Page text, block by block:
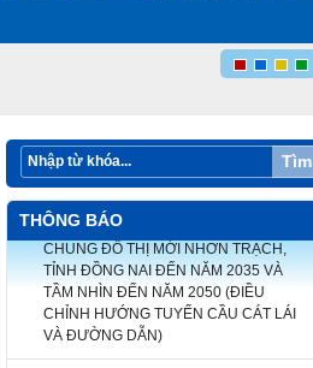
Tìm
THÔNG BÁO
ĐIỀU CHỈNH CỤC BỘ QUY HOẠCH
CHUNG ĐÔ THỊ MỚI NHƠN TRẠCH,
TỈNH ĐỒNG NAI ĐẾN NĂM 2035 VÀ
TẦM NHÌN ĐẾN NĂM 2050 (ĐIỀU
CHỈNH HƯỚNG TUYẾN CẦU CÁT LÁI
VÀ ĐƯỜNG DẪN)
Điều chỉnh cục bộ quy hoạch chung tỷ lệ